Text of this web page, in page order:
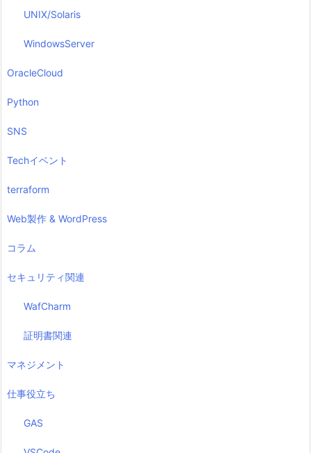
UNIX/Solaris
WindowsServer
OracleCloud
Python
SNS
Techイベント
terraform
Web製作 & WordPress
コラム
セキュリティ関連
WafCharm
証明書関連
マネジメント
仕事役立ち
GAS